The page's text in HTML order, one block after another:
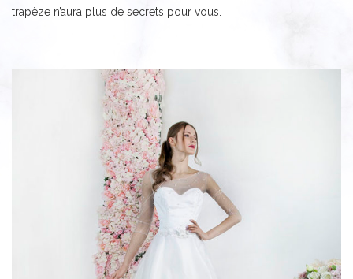
trapèze n’aura plus de secrets pour vous.